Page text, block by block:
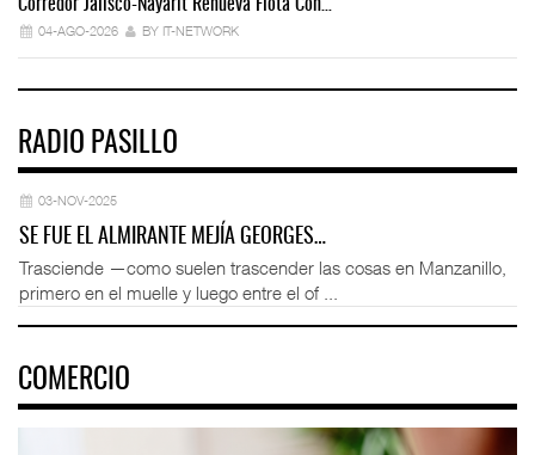
Corredor Jalisco-Nayarit Renueva Flota Con…
04-AGO-2026 BY IT-NETWORK
RADIO PASILLO
03-NOV-2025
SE FUE EL ALMIRANTE MEJÍA GEORGES…
Trasciende —como suelen trascender las cosas en Manzanillo,
primero en el muelle y luego entre el of ...
COMERCIO